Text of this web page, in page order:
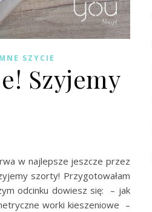
SZYCIE
Szyjemy
w najlepsze jeszcze przez
szorty! Przygotowałam
odcinku dowiesz się: – jak
worki kieszeniowe –